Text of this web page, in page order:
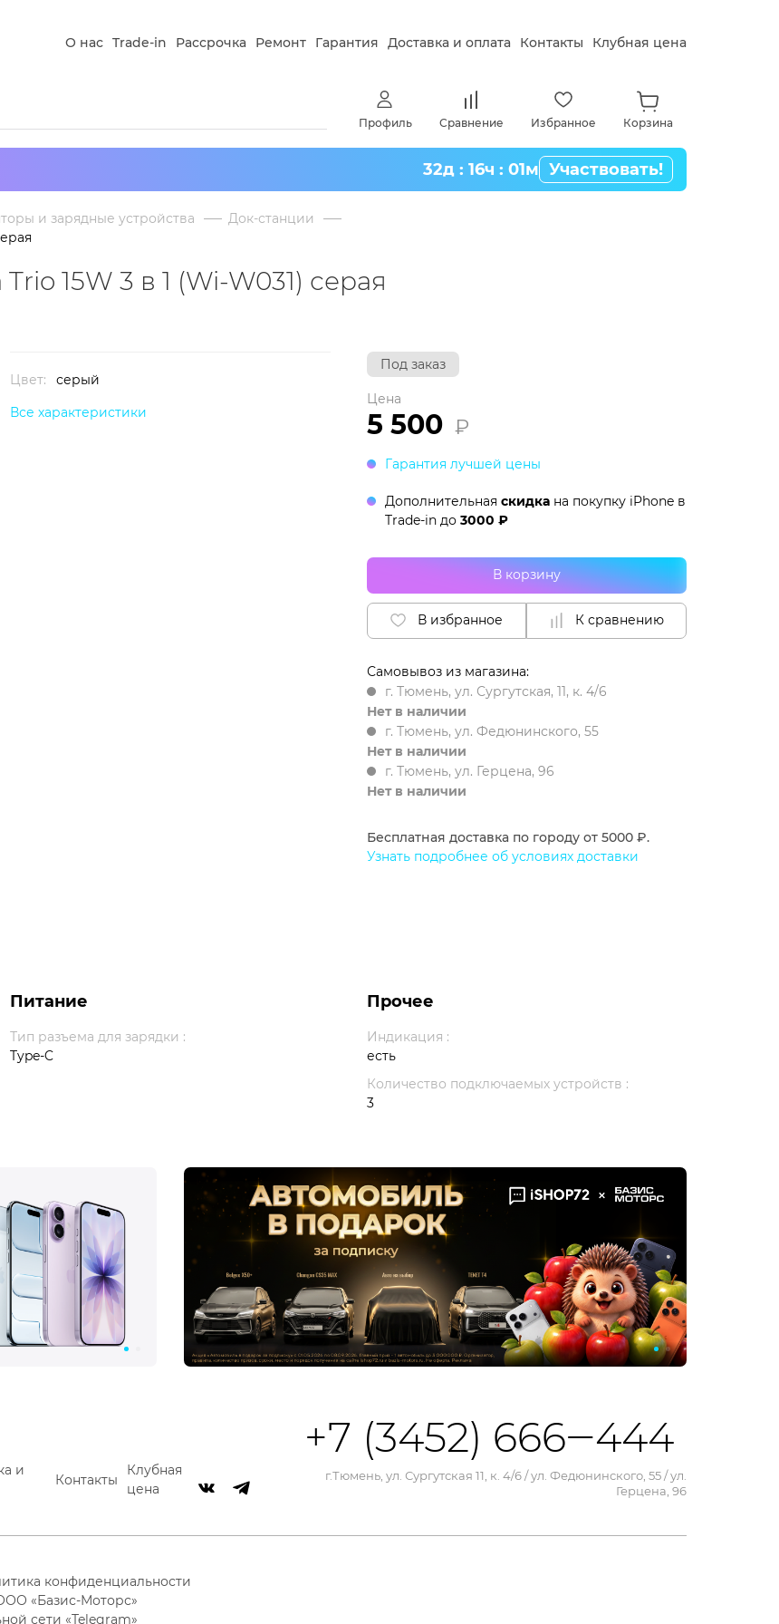
О нас Trade-in Рассрочка Ремонт Гарантия Доставка и оплата Контакты Клубная цена
Профиль Сравнение Избранное Корзина
32д : 16ч : 01м Участвовать!
и зарядные устройства
Док-станции
15W 3 в 1 (Wi-W031) серая
Цвет:
серый
Все характеристики
Под заказ
Цена
5 500 ₽
Гарантия лучшей цены
Дополнительная скидкана покупку iPhone в
Trade-inдо 3000 ₽
В корзину
В избранное К сравнению
Самовывоз из магазина:
г. Тюмень, ул. Сургутская, 11, к. 4/6
Нет в наличии
г. Тюмень, ул. Федюнинского, 55
Нет в наличии
г. Тюмень, ул. Герцена, 96
Нет в наличии
Бесплатная доставка по городу от 5000 ₽.
Узнать подробнее об условиях доставки
Питание
Тип разъема для зарядки :
Type-C
Прочее
Индикация :
есть
Количество подключаемых устройств :
3
и
Контакты
Клубная
цена
+7 (3452) 666‒444
г.Тюмень, ул. Сургутская 11, к. 4/6 / ул. Федюнинского, 55 / ул.
Герцена, 96
конфиденциальности
«Базис-Моторс»
сети «Telegram»